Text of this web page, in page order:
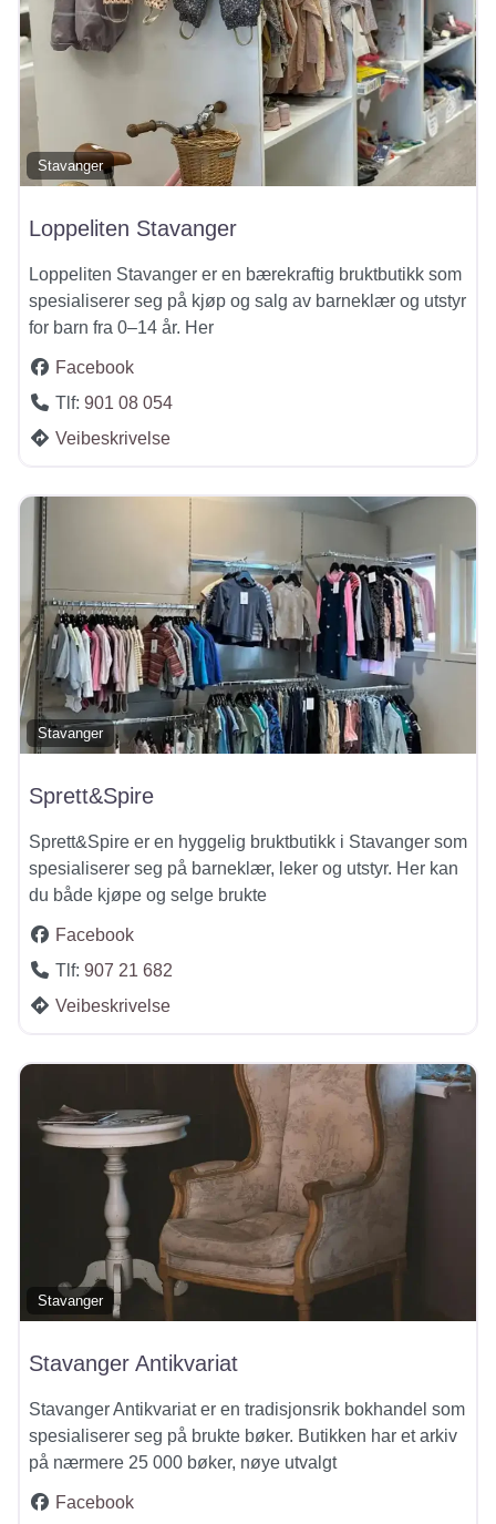
Stavanger
Loppeliten Stavanger
Loppeliten Stavanger er en bærekraftig bruktbutikk som
spesialiserer seg på kjøp og salg av barneklær og utstyr
for barn fra 0–14 år. Her
Facebook
Tlf: 901 08 054
Veibeskrivelse
Stavanger
Sprett&Spire
Sprett&Spire er en hyggelig bruktbutikk i Stavanger som
spesialiserer seg på barneklær, leker og utstyr. Her kan
du både kjøpe og selge brukte
Facebook
Tlf: 907 21 682
Veibeskrivelse
Stavanger
Stavanger Antikvariat
Stavanger Antikvariat er en tradisjonsrik bokhandel som
spesialiserer seg på brukte bøker. Butikken har et arkiv
på nærmere 25 000 bøker, nøye utvalgt
Facebook